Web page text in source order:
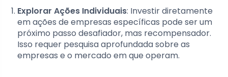
Explorar Ações Individuais: Investir diretamente
em ações de empresas específicas pode ser um
próximo passo desafiador, mas recompensador.
Isso requer pesquisa aprofundada sobre as
empresas e o mercado em que operam.